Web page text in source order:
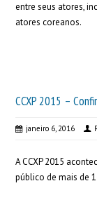
entre seus atores,
atores coreanos.
CCXP 2015 –
janeiro 6, 2016
A CCXP 2015
público de mais de